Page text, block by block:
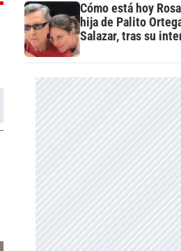
Cómo está hoy
hija de Palito
Salazar, tras su